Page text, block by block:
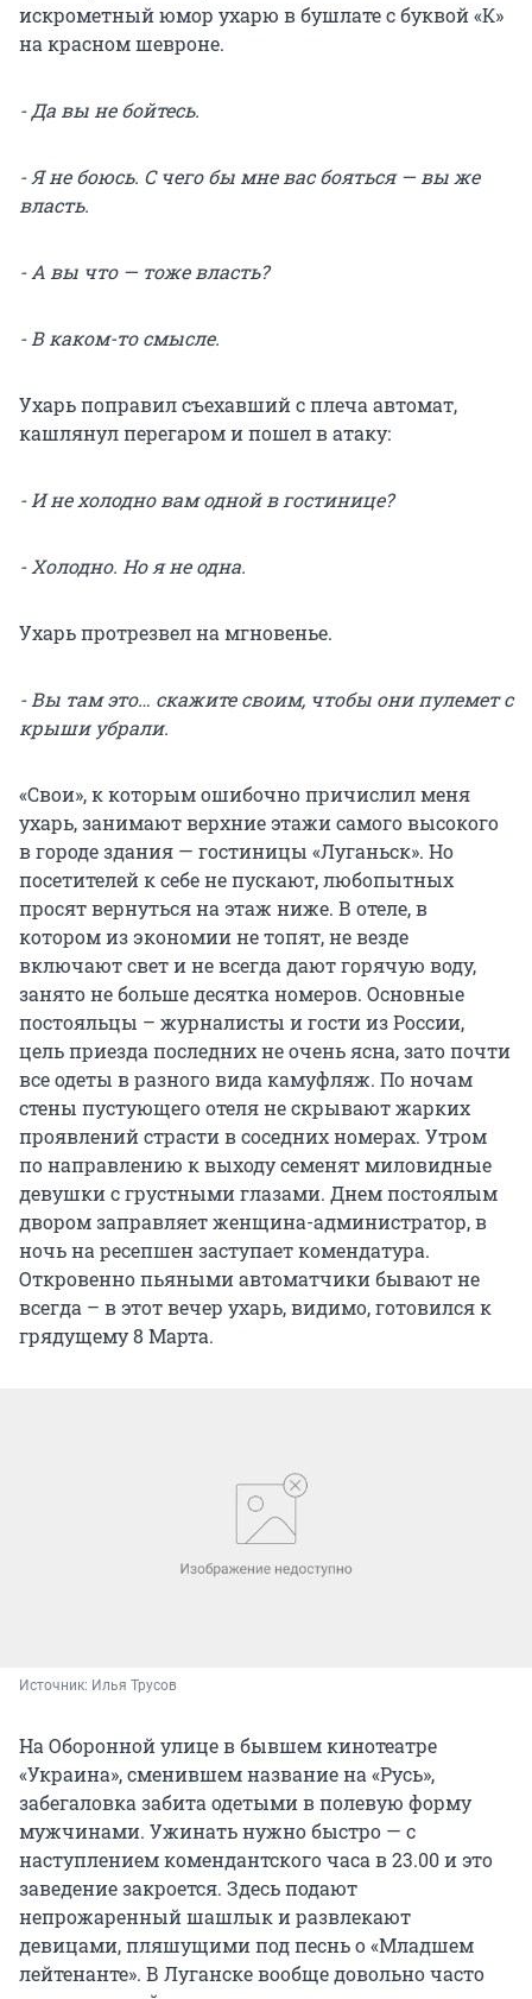
искрометный юмор ухарю в бушлате с буквой «К»
на красном шевроне.
- Да вы не бойтесь.
- Я не боюсь. С чего бы мне вас бояться — вы же
власть.
- А вы что — тоже власть?
- В каком-то смысле.
Ухарь поправил съехавший с плеча автомат,
кашлянул перегаром и пошел в атаку:
- И не холодно вам одной в гостинице?
- Холодно. Но я не одна.
Ухарь протрезвел на мгновенье.
- Вы там это… скажите своим, чтобы они пулемет с
крыши убрали.
«Свои», к которым ошибочно причислил меня
ухарь, занимают верхние этажи самого высокого
в городе здания — гостиницы «Луганьск». Но
посетителей к себе не пускают, любопытных
просят вернуться на этаж ниже. В отеле, в
котором из экономии не топят, не везде
включают свет и не всегда дают горячую воду,
занято не больше десятка номеров. Основные
постояльцы – журналисты и гости из России,
цель приезда последних не очень ясна, зато почти
все одеты в разного вида камуфляж. По ночам
стены пустующего отеля не скрывают жарких
проявлений страсти в соседних номерах. Утром
по направлению к выходу семенят миловидные
девушки с грустными глазами. Днем постоялым
двором заправляет женщина-администратор, в
ночь на ресепшен заступает комендатура.
Откровенно пьяными автоматчики бывают не
всегда – в этот вечер ухарь, видимо, готовился к
грядущему 8 Марта.
Источник: Илья Трусов
На Оборонной улице в бывшем кинотеатре
«Украина», сменившем название на «Русь»,
забегаловка забита одетыми в полевую форму
мужчинами. Ужинать нужно быстро — с
наступлением комендантского часа в 23.00 и это
заведение закроется. Здесь подают
непрожаренный шашлык и развлекают
девицами, пляшущими под песнь о «Младшем
лейтенанте». В Луганске вообще довольно часто